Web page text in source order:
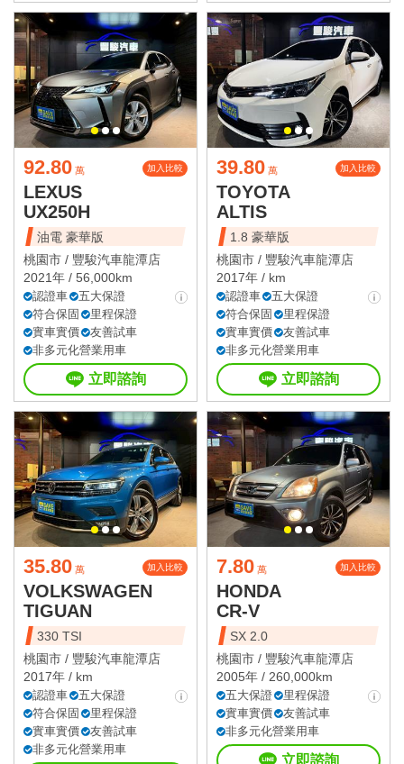
92.80 萬 加入比較
LEXUS
UX250H
油電 豪華版
桃園市 / 豐駿汽車龍潭店
2021年 / 56,000km
認證車
五大保證
符合保固
里程保證
實車實價
友善試車
非多元化營業用車
立即諮詢
39.80 萬 加入比較
TOYOTA
ALTIS
1.8 豪華版
桃園市 / 豐駿汽車龍潭店
2017年 / km
認證車
五大保證
符合保固
里程保證
實車實價
友善試車
非多元化營業用車
立即諮詢
35.80 萬 加入比較
VOLKSWAGEN
TIGUAN
330 TSI
桃園市 / 豐駿汽車龍潭店
2017年 / km
認證車
五大保證
符合保固
里程保證
實車實價
友善試車
非多元化營業用車
7.80 萬 加入比較
HONDA
CR-V
SX 2.0
桃園市 / 豐駿汽車龍潭店
2005年 / 260,000km
五大保證
里程保證
實車實價
友善試車
非多元化營業用車
立即諮詢